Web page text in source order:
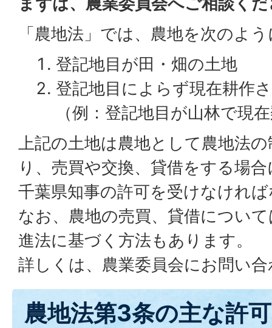
「農地法」では、農地を次のよ
登記地目が田・畑の土地
登記地目によらず現在耕作
（例：登記地目が山林で現
上記の土地は農地として農地法
り、売買や交換、貸借をする場
千葉県知事の許可を受けなけれ
なお、農地の売買、貸借につい
進法に基づく方法もあります。
詳しくは、農業委員会にお問い
農地法第3条の主な許